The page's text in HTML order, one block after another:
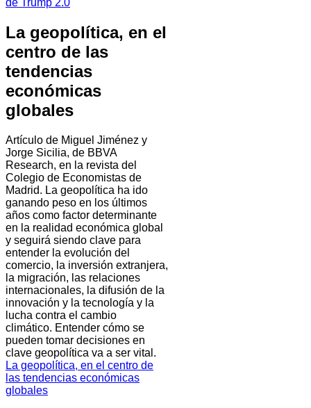
de Trump 2.0
La geopolítica, en el
centro de las
tendencias
económicas
globales
Artículo de Miguel Jiménez y
Jorge Sicilia, de BBVA
Research, en la revista del
Colegio de Economistas de
Madrid. La geopolítica ha ido
ganando peso en los últimos
años como factor determinante
en la realidad económica global
y seguirá siendo clave para
entender la evolución del
comercio, la inversión extranjera,
la migración, las relaciones
internacionales, la difusión de la
innovación y la tecnología y la
lucha contra el cambio
climático. Entender cómo se
pueden tomar decisiones en
clave geopolítica va a ser vital.
La geopolítica, en el centro de
las tendencias económicas
globales